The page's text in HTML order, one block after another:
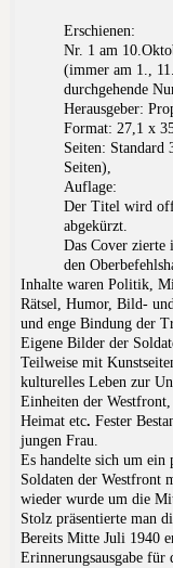
Erschienen:
Nr. 1 am
(immer am 1.,
durchgehende
Herausgeber:
Format: 27,1 x
Seiten: Standard
Seiten),
Auflage:
Der Titel wird
abgekürzt.
Das Cover zierte
den
Inhalte waren Politik,
Rätsel, Humor, Bild-
und enge Bindung der
Eigene Bilder der
Teilweise mit
kulturelles Leben zur
Einheiten der
Heimat etc. Fester
jungen Frau.
Es handelte sich um ein
Soldaten der Westfront
wieder wurde um die
Stolz präsentierte man
Bereits Mitte Juli 1940
Erinnerungsausgabe für